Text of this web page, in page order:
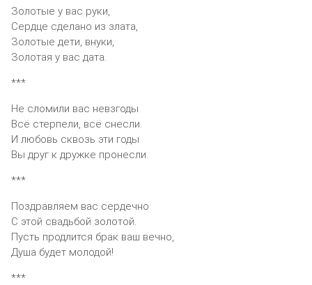
Золотые у вас руки,
Сердце сделано из злата,
Золотые дети, внуки,
Золотая у вас дата.
***
Не сломили вас невзгоды
Всё стерпели, всё снесли.
И любовь сквозь эти годы
Вы друг к дружке пронесли.
***
Поздравляем вас сердечно
С этой свадьбой золотой.
Пусть продлится брак ваш вечно,
Душа будет молодой!
***